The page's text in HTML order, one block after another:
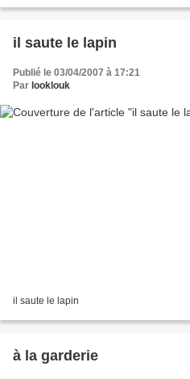
il saute le lapin
Publié le 03/04/2007 à 17:21
Par looklouk
il saute le lapin
à la garderie